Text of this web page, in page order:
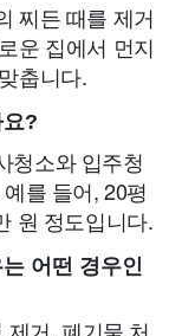
찌든 때를 제거
운 집에서 먼지
춥니다.
?
청소와 입주청
를 들어, 20평
원 정도입니다.
어떤 경우인